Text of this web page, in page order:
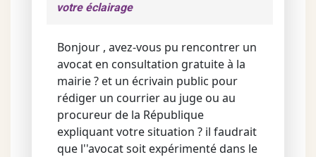
votre éclairage
Bonjour , avez-vous pu rencontrer un
avocat en consultation gratuite à la
mairie ? et un écrivain public pour
rédiger un courrier au juge ou au
procureur de la République
expliquant votre situation ? il faudrait
que l''avocat soit expérimenté dans le